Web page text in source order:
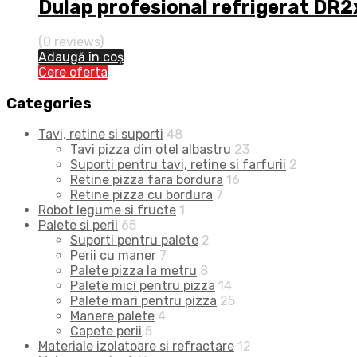
Dulap profesional refrigerat
(0 reviews)
Adaugă în coș
Cere oferta
Categories
Tavi, retine si suporti 48
Tavi pizza din otel albastru 23
Suporti pentru tavi, retine si farfurii 2
Retine pizza fara bordura 16
Retine pizza cu bordura 7
Robot legume si fructe 1
Palete si perii 65
Suporti pentru palete 2
Perii cu maner 7
Palete pizza la metru 8
Palete mici pentru pizza 14
Palete mari pentru pizza 25
Manere palete 4
Capete perii 5
Materiale izolatoare si refractare 12